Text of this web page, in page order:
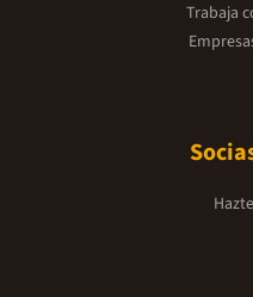
Trabaja